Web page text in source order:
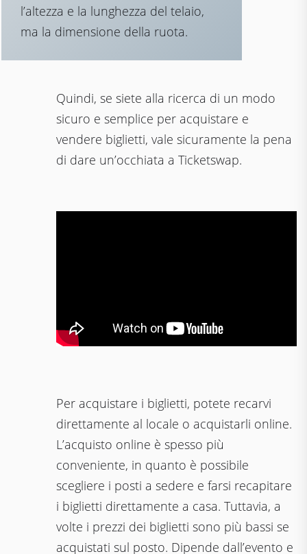
l’altezza e la lunghezza del telaio,
ma la dimensione della ruota.
Quindi, se siete alla ricerca di un modo
sicuro e semplice per acquistare e
vendere biglietti, vale sicuramente la pena
di dare un’occhiata a Ticketswap.
Per acquistare i biglietti, potete recarvi
direttamente al locale o acquistarli online.
L’acquisto online è spesso più
conveniente, in quanto è possibile
scegliere i posti a sedere e farsi recapitare
i biglietti direttamente a casa. Tuttavia, a
volte i prezzi dei biglietti sono più bassi se
acquistati sul posto. Dipende dall’evento e